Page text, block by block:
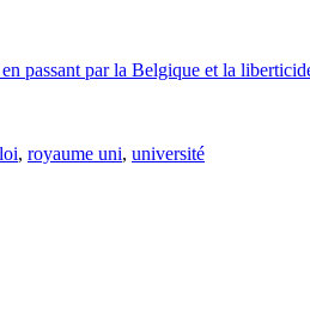
passant par la Belgique et la
loi, royaume uni, université